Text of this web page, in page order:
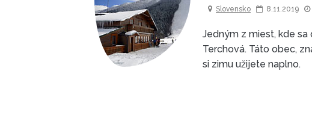
Slovensko 8.11.2019
Jedným z miest, kde
Terchová. Táto obec,
si zimu užijete naplno.